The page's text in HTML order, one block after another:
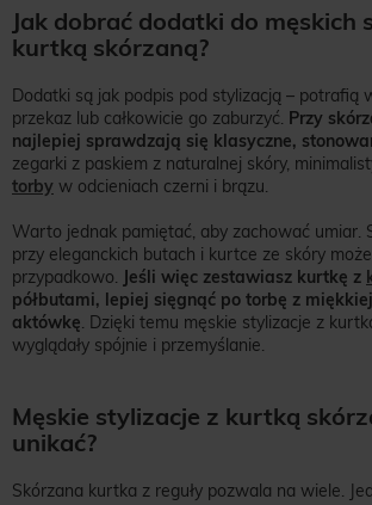
Jak dobrać dodatki do męskich
kurtką skórzaną?
Dodatki są jak podpis pod stylizacją – potrafią
przekaz lub całkowicie go zaburzyć. Przy
najlepiej sprawdzają się klasyczne,
zegarki z paskiem z naturalnej skóry,
torby w odcieniach czerni i brązu.
Warto jednak pamiętać, aby zachować umiar.
przy eleganckich butach i kurtce ze skóry
przypadkowo. Jeśli więc zestawiasz kurtkę z
półbutami, lepiej sięgnąć po torbę z
aktówkę. Dzięki temu męskie stylizacje z
wyglądały spójnie i przemyślanie.
Męskie stylizacje z kurtką
unikać?
Skórzana kurtka z reguły pozwala na wiele.